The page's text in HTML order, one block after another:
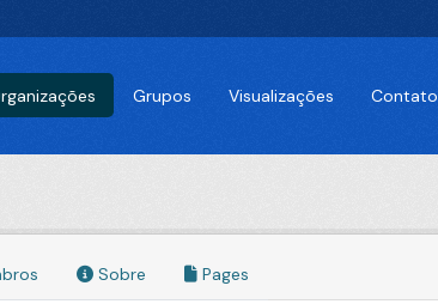
Grupos Visualizações Contato
Sobre Pages